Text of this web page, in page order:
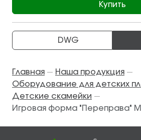
Купить
DWG
Главная — Наша продукция —
Оборудование для детских
Детские скамейки —
Игровая форма "Переправа"